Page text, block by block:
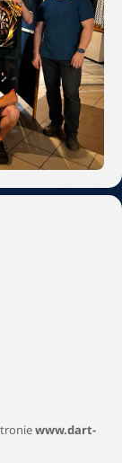
www.dart-